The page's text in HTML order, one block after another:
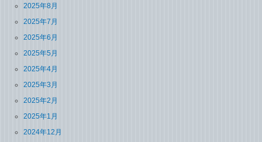
2025年8月
2025年7月
2025年6月
2025年5月
2025年4月
2025年3月
2025年2月
2025年1月
2024年12月